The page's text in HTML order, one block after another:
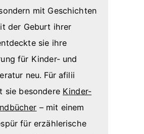
mit Geschichten
der Geburt ihrer
sie ihre
für Kinder- und
neu. Für afilii
sie besondere Kinder-
– mit einem
für erzählerische